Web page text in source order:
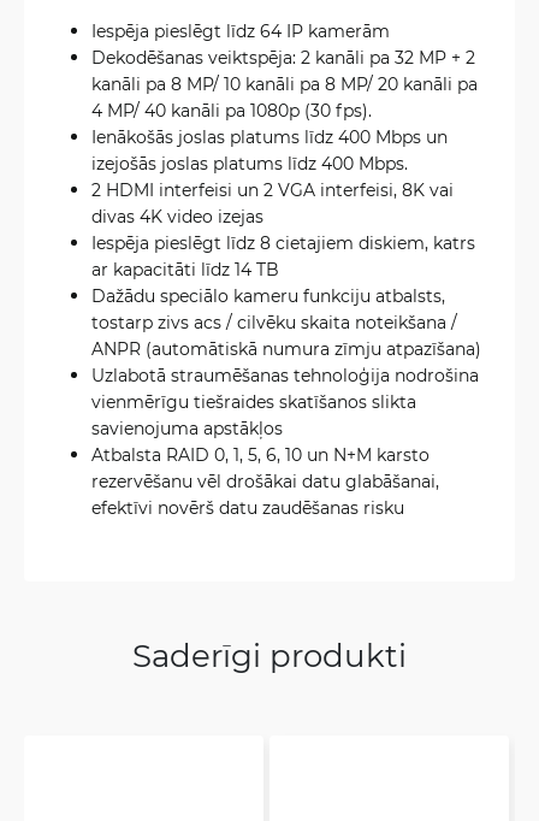
Iespēja pieslēgt līdz 64 IP kamerām
Dekodēšanas veiktspēja: 2 kanāli pa 32 MP + 2
kanāli pa 8 MP/ 10 kanāli pa 8 MP/ 20 kanāli pa
4 MP/ 40 kanāli pa 1080p (30 fps).
Ienākošās joslas platums līdz 400 Mbps un
izejošās joslas platums līdz 400 Mbps.
2 HDMI interfeisi un 2 VGA interfeisi, 8K vai
divas 4K video izejas
Iespēja pieslēgt līdz 8 cietajiem diskiem, katrs
ar kapacitāti līdz 14 TB
Dažādu speciālo kameru funkciju atbalsts,
tostarp zivs acs / cilvēku skaita noteikšana /
ANPR (automātiskā numura zīmju atpazīšana)
Uzlabotā straumēšanas tehnoloģija nodrošina
vienmērīgu tiešraides skatīšanos slikta
savienojuma apstākļos
Atbalsta RAID 0, 1, 5, 6, 10 un N+M karsto
rezervēšanu vēl drošākai datu glabāšanai,
efektīvi novērš datu zaudēšanas risku
Saderīgi produkti